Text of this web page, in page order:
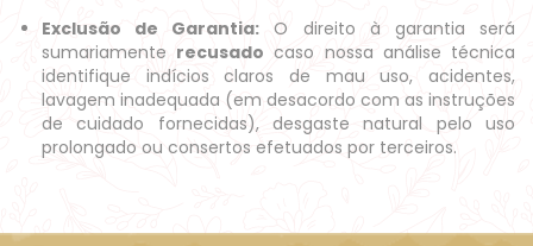
Exclusão de Garantia: O direito à garantia será
sumariamente recusado caso nossa análise técnica
identifique indícios claros de mau uso, acidentes,
lavagem inadequada (em desacordo com as instruções
de cuidado fornecidas), desgaste natural pelo uso
prolongado ou consertos efetuados por terceiros.